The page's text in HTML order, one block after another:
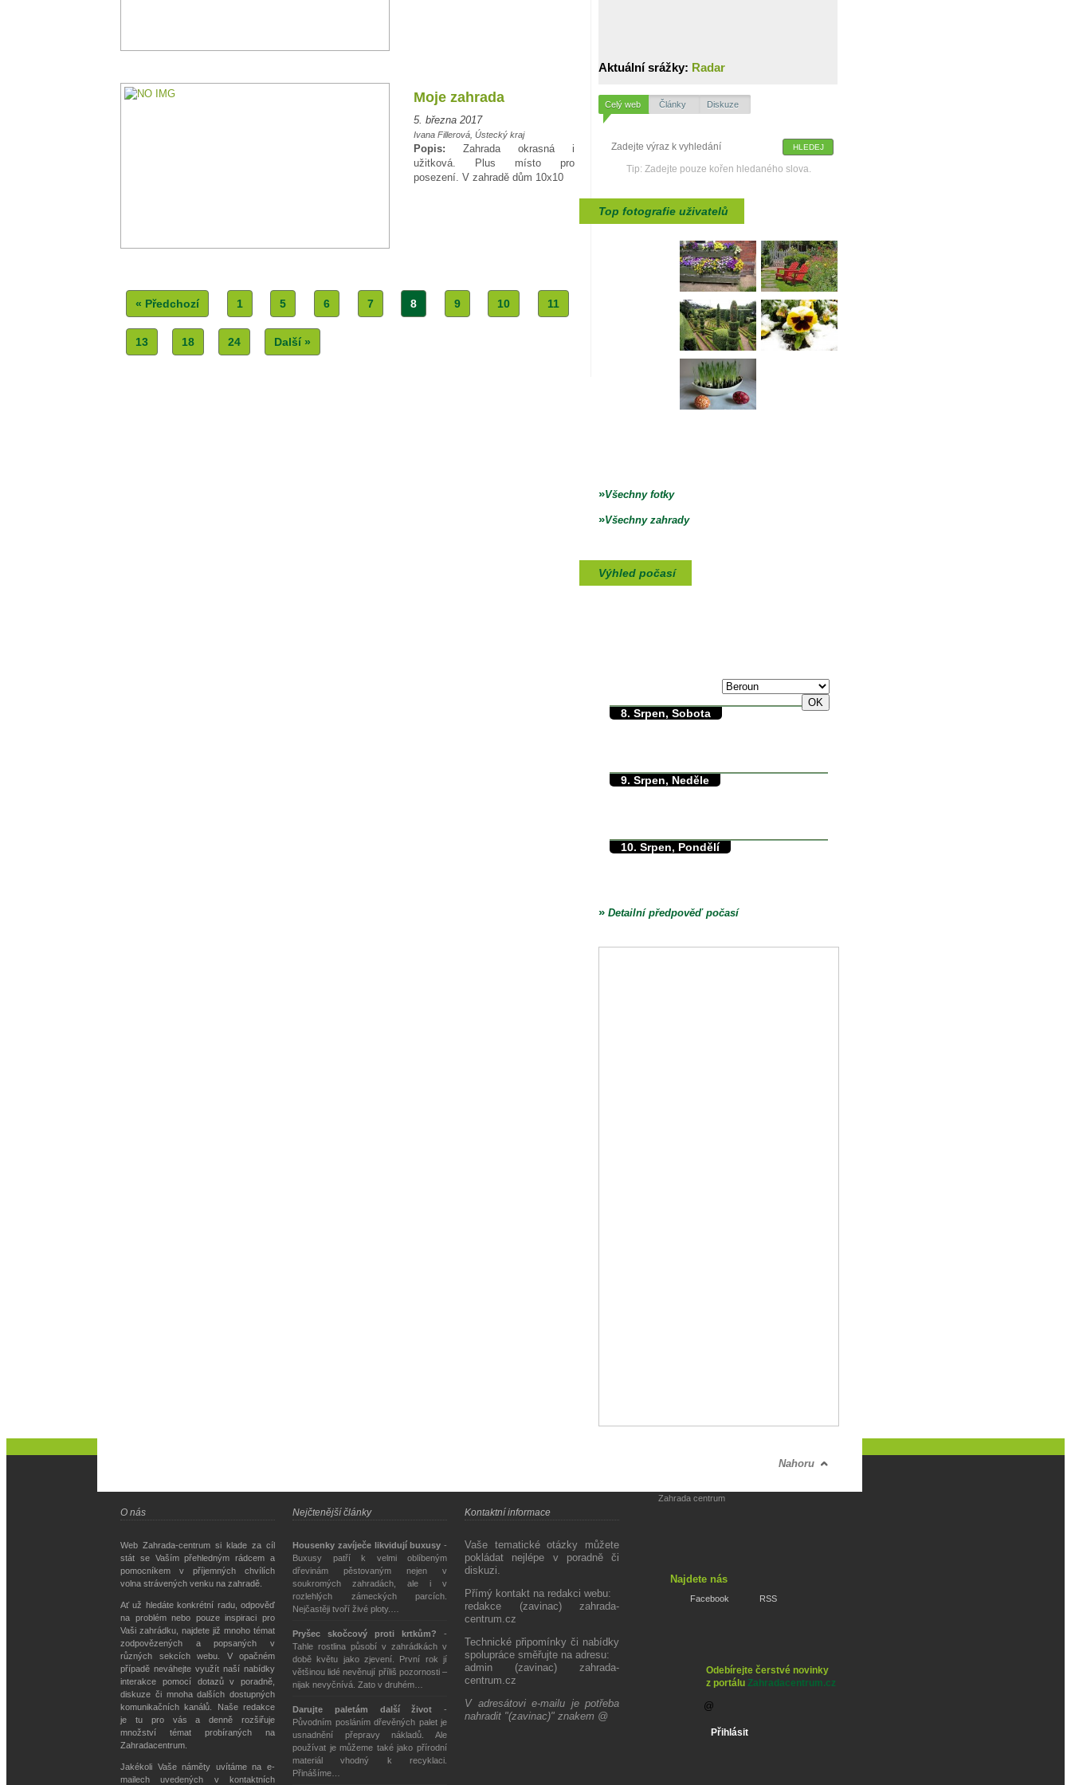
Moje zahrada
5. března 2017
Ivana Fillerová, Ústecký kraj
Popis: Zahrada okrasná i
užitková. Plus místo pro
posezení. V zahradě dům 10x10
« Předchozí 1 5 6 7 8 9 10 11
13 18 24 Další »
Aktuální srážky: Radar
Celý web Články Diskuze
Tip: Zadejte pouze kořen hledaného slova.
Top fotografie uživatelů
»Všechny fotky
»Všechny zahrady
Výhled počasí
8. Srpen, Sobota
9. Srpen, Neděle
10. Srpen, Pondělí
» Detailní předpověď počasí
Nahoru
O nás
Web Zahrada-centrum si klade za cíl
stát se Vaším přehledným rádcem a
pomocníkem v příjemných chvílích
volna strávených venku na zahradě.
Ať už hledáte konkrétní radu, odpověď
na problém nebo pouze inspiraci pro
Vaši zahrádku, najdete již mnoho témat
zodpovězených a popsaných v
různých sekcích webu. V opačném
případě neváhejte využít naší nabídky
interakce pomocí dotazů v poradně,
diskuze či mnoha dalších dostupných
komunikačních kanálů. Naše redakce
je tu pro vás a denně rozšiřuje
množství témat probíraných na
Zahradacentrum.
Jakékoli Vaše náměty uvítáme na e-
mailech uvedených v kontaktních
Nejčtenější články
Housenky zavíječe likvidují buxusy -
Buxusy patří k velmi oblíbeným
dřevinám pěstovaným nejen v
soukromých zahradách, ale i v
rozlehlých zámeckých parcích.
Nejčastěji tvoří živé ploty.…
Pryšec skočcový proti krtkům? -
Tahle rostlina působí v zahrádkách v
době květu jako zjevení. První rok jí
většinou lidé nevěnují příliš pozornosti –
nijak nevyčnívá. Zato v druhém…
Darujte paletám další život -
Původním posláním dřevěných palet je
usnadnění přepravy nákladů. Ale
používat je můžeme také jako přírodní
materiál vhodný k recyklaci.
Přinášíme…
Kontaktní informace
Vaše tematické otázky můžete
pokládat nejlépe v poradně či
diskuzi.
Přímý kontakt na redakci webu:
redakce (zavinac) zahrada-
centrum.cz
Technické připomínky či nabídky
spolupráce směřujte na adresu:
admin (zavinac) zahrada-
centrum.cz
V adresátovi e-mailu je potřeba
nahradit "(zavinac)" znakem @
Zahrada centrum
Najdete nás
Facebook RSS
Odebírejte čerstvé novinky
z portálu Zahradacentrum.cz